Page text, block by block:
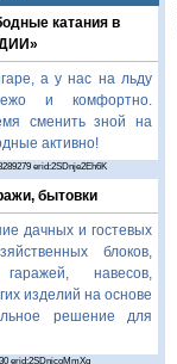
катания в
а у нас на льду
и комфортно.
сменить зной на
активно!
erid:2SDnje2Eh6K
бытовки
дачных и гостевых
блоков,
навесов,
изделий на основе
решение для
erid:2SDnjcoMmXq